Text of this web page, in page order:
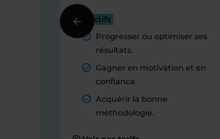
Objectifs
Progresser ou optimiser ses
résultats.
Gagner en motivation et en
confiance.
Acquérir la bonne
méthodologie.